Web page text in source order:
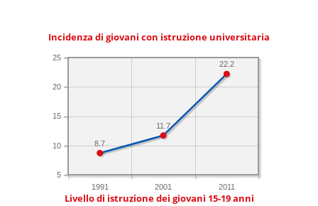
Incidenza di giovani con istruzione universitaria
1991 2001 2011
5
10
15
20
25
22.2
11.7
8.7
Livello di istruzione dei giovani 15-19 anni